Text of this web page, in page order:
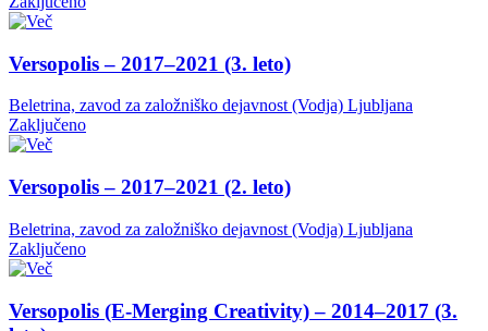
Versopolis – 2017–2021 (3. leto)
Beletrina, zavod za založniško dejavnost (Vodja) Ljubljana
Zaključeno
Versopolis – 2017–2021 (2. leto)
Beletrina, zavod za založniško dejavnost (Vodja) Ljubljana
Zaključeno
Versopolis (E-Merging Creativity) – 2014–2017 (3.